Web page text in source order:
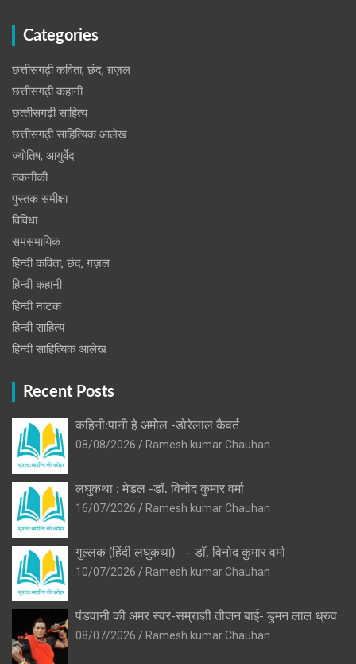
Categories
छत्तीसगढ़ी कविता, छंद, ग़ज़ल
छत्तीसगढ़ी कहानी
छत्‍तीसगढ़ी साहित्‍य
छत्तीसगढ़ी साहित्यिक आलेख
ज्योतिष, आयुर्वेद
तकनीकी
पुस्‍तक समीक्षा
विविधा
समसमायिक
हिन्दी कविता, छंद, ग़ज़ल
हिन्दी कहानी
हिन्‍दी नाटक
हिन्दी साहित्य
हिन्दी साहित्यिक आलेख
Recent Posts
कहिनी:पानी हे अमोल -डोरेलाल कैवर्त
08/08/2026
Ramesh kumar Chauhan
लघुकथा : मेडल -डॉ. विनोद कुमार वर्मा
16/07/2026
Ramesh kumar Chauhan
गुल्लक (हिंदी लघुकथा) – डॉ. विनोद कुमार वर्मा
10/07/2026
Ramesh kumar Chauhan
पंडवानी की अमर स्वर-सम्राज्ञी तीजन बाई- डुमन लाल ध्रुव
08/07/2026
Ramesh kumar Chauhan